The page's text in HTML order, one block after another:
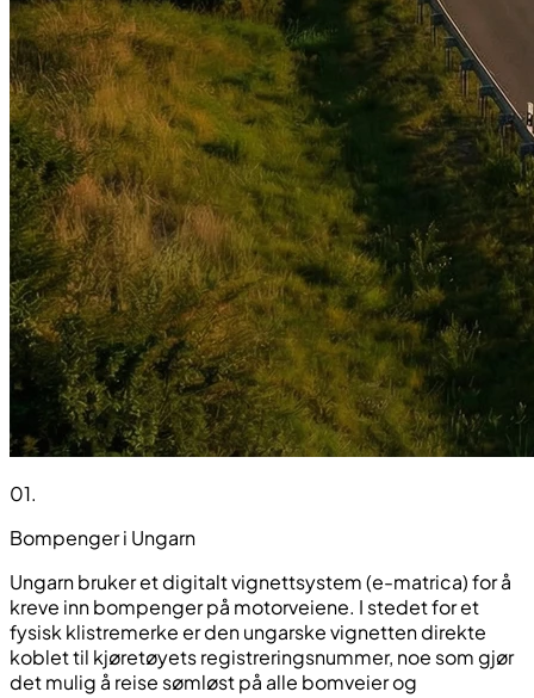
01.
Bompenger i Ungarn
Ungarn bruker et digitalt vignettsystem (e-matrica) for å
kreve inn bompenger på motorveiene. I stedet for et
fysisk klistremerke er den ungarske vignetten direkte
koblet til kjøretøyets registreringsnummer, noe som gjør
det mulig å reise sømløst på alle bomveier og